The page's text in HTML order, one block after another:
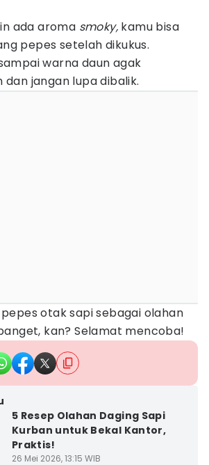
ada aroma smoky, kamu bisa
pepes setelah dikukus.
warna daun agak
jangan lupa dibalik.
otak sapi sebagai olahan
kan? Selamat mencoba!
5 Resep Olahan Daging Sapi
Kurban untuk Bekal Kantor,
Praktis!
26 Mei 2026, 13:15 WIB